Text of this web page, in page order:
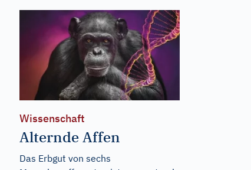
Wissenschaft
Alternde Affen
Das Erbgut von sechs